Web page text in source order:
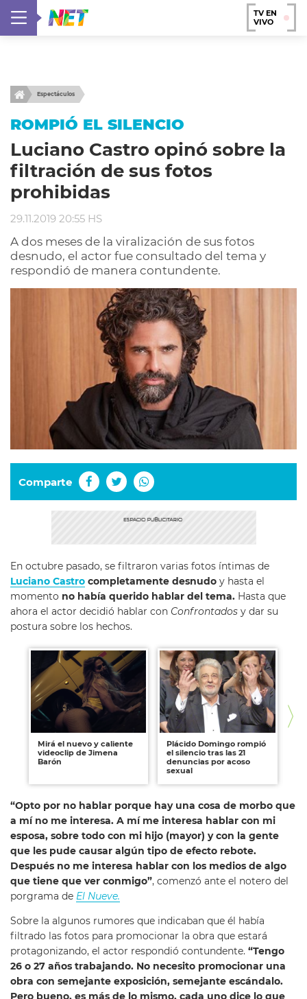
TV EN
VIVO
Espectáculos
ROMPIÓ EL SILENCIO
Luciano Castro opinó sobre la
filtración de sus fotos
prohibidas
29.11.2019 20:55 HS
A dos meses de la viralización de sus fotos
desnudo, el actor fue consultado del tema y
respondió de manera contundente.
Comparte
En octubre pasado, se filtraron varias fotos íntimas de
Luciano Castro completamente desnudo y hasta el
momento no había querido hablar del tema. Hasta que
ahora el actor decidió hablar con Confrontados y dar su
postura sobre los hechos.
Mirá el nuevo y caliente
videoclip de Jimena
Barón
Plácido Domingo rompió
el silencio tras las 21
denuncias por acoso
sexual
“Opto por no hablar porque hay una cosa de morbo que
a mí no me interesa. A mí me interesa hablar con mi
esposa, sobre todo con mi hijo (mayor) y con la gente
que les pude causar algún tipo de efecto rebote.
Después no me interesa hablar con los medios de algo
que tiene que ver conmigo”, comenzó ante el notero del
porgrama de El Nueve.
Sobre la algunos rumores que indicaban que él había
filtrado las fotos para promocionar la obra que estará
protagonizando, el actor respondió contundente. “Tengo
26 o 27 años trabajando. No necesito promocionar una
obra con semejante exposición, semejante escándalo.
Pero bueno, es más de lo mismo, cada uno dice lo que